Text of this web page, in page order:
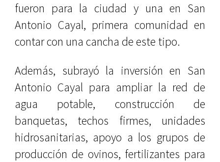
fueron para la ciudad y una en San
Antonio Cayal, primera comunidad en
contar con una cancha de este tipo.
Además, subrayó la inversión en San
Antonio Cayal para ampliar la red de
agua potable, construcción de
banquetas, techos firmes, unidades
hidrosanitarias, apoyo a los grupos de
producción de ovinos, fertilizantes para